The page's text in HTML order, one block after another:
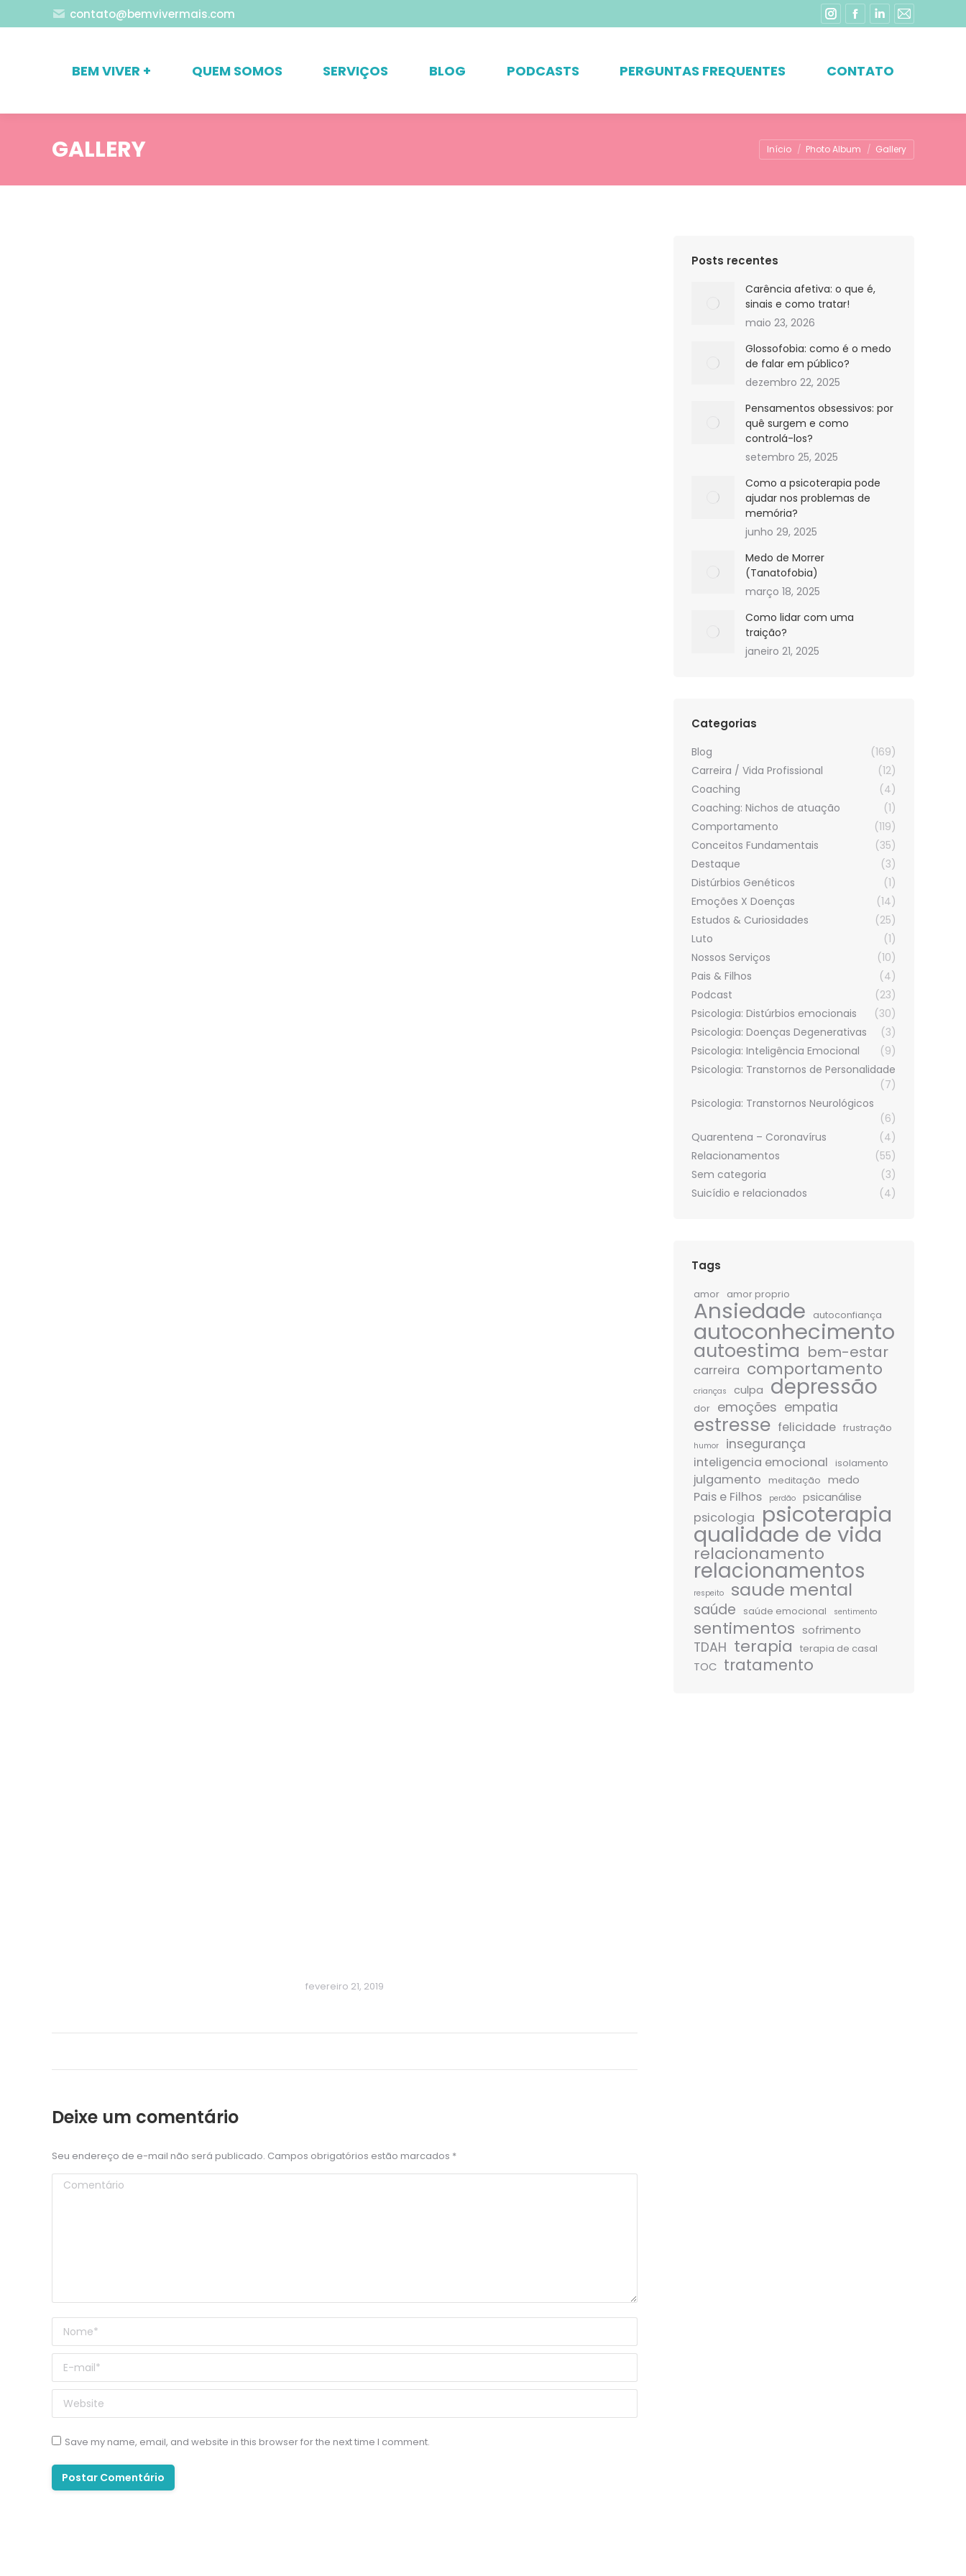
contato@bemvivermais.com
Instagram
Facebook
Linkedin
Mail
BEM VIVER + QUEM SOMOS SERVIÇOS BLOG PODCASTS PERGUNTAS FREQUENTES CONTATO
GALLERY Você está aqui:
Início Photo Album Gallery
fevereiro 21, 2019
do
Álbum
Deixe um comentário
Seu endereço de e-mail não será publicado. Campos obrigatórios estão marcados *
Comentário
Nome *
E-mail *
Website
Save my name, email, and website in this browser for the next time I comment.
Postar Comentário
Posts recentes
Carência afetiva: o que é,
sinais e como tratar!
maio 23, 2026
Glossofobia: como é o medo
de falar em público?
dezembro 22, 2025
Pensamentos obsessivos: por
quê surgem e como
controlá-los?
setembro 25, 2025
Como a psicoterapia pode
ajudar nos problemas de
memória?
junho 29, 2025
Medo de Morrer
(Tanatofobia)
março 18, 2025
Como lidar com uma
traição?
janeiro 21, 2025
Categorias
Blog
(169)
Carreira / Vida Profissional
(12)
Coaching
(4)
Coaching: Nichos de atuação
(1)
Comportamento
(119)
Conceitos Fundamentais
(35)
Destaque
(3)
Distúrbios Genéticos
(1)
Emoções X Doenças
(14)
Estudos & Curiosidades
(25)
Luto
(1)
Nossos Serviços
(10)
Pais & Filhos
(4)
Podcast
(23)
Psicologia: Distúrbios emocionais
(30)
Psicologia: Doenças Degenerativas
(3)
Psicologia: Inteligência Emocional
(9)
Psicologia: Transtornos de Personalidade
(7)
Psicologia: Transtornos Neurológicos
(6)
Quarentena – Coronavírus
(4)
Relacionamentos
(55)
Sem categoria
(3)
Suicídio e relacionados
(4)
Tags
amor amor proprio
Ansiedade autoconfiança
autoconhecimento
autoestima bem-estar
carreira comportamento
crianças culpa depressão
dor emoções empatia
estresse felicidade frustração
humor insegurança
inteligencia emocional isolamento
julgamento meditação medo
Pais e Filhos perdão psicanálise
psicologia psicoterapia
qualidade de vida
relacionamento
relacionamentos
respeito saude mental
saúde saúde emocional sentimento
sentimentos sofrimento
TDAH terapia terapia de casal
TOC tratamento